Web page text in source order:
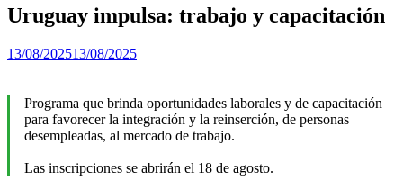
Uruguay impulsa: trabajo y capacitación
13/08/202513/08/2025
Programa que brinda oportunidades laborales y de capacitación
para favorecer la integración y la reinserción, de personas
desempleadas, al mercado de trabajo.
Las inscripciones se abrirán el 18 de agosto.